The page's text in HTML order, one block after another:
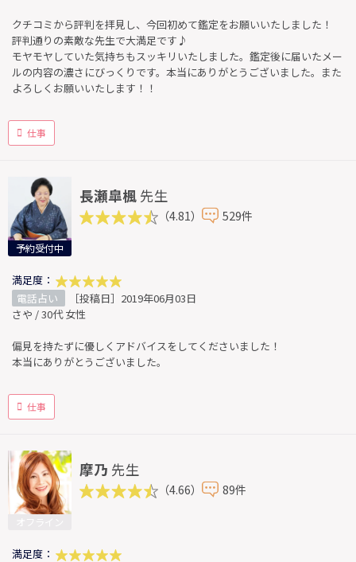
クチコミから評判を拝見し、今回初めて鑑定をお願いいたしました！
評判通りの素敵な先生で大満足です♪
モヤモヤしていた気持ちもスッキリいたしました。鑑定後に届いたメー
ルの内容の濃さにびっくりです。本当にありがとうございました。また
よろしくお願いいたします！！
仕事
予約受付中
長瀬皐楓 先生
（4.81） 529件
満足度：
電話占い
［投稿日］2019年06月03日
さや / 30代 女性
偏見を持たずに優しくアドバイスをしてくださいました！
本当にありがとうございました。
仕事
摩乃 先生
（4.66） 89件
満足度：